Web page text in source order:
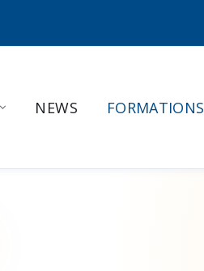
NEWS FORMATIONS